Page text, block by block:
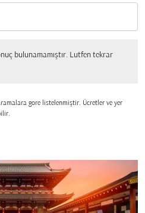
bulunamamıştır. Lutfen tekrar
gore listelenmiştir. Ücretler ve yer